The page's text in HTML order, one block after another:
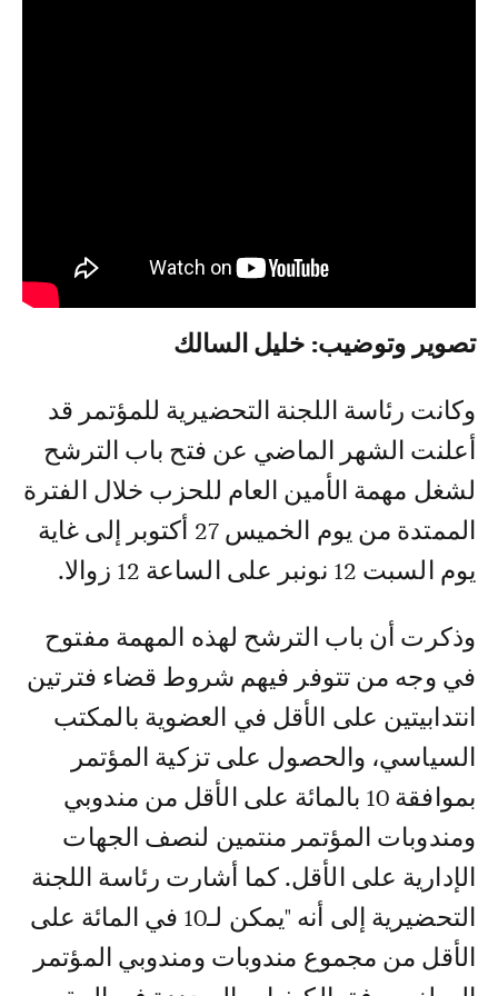
تصوير وتوضيب: خليل السالك
وكانت رئاسة اللجنة التحضيرية للمؤتمر قد
أعلنت الشهر الماضي عن فتح باب الترشح
لشغل مهمة الأمين العام للحزب خلال الفترة
الممتدة من يوم الخميس 27 أكتوبر إلى غاية
يوم السبت 12 نونبر على الساعة 12 زوالا.
وذكرت أن باب الترشح لهذه المهمة مفتوح
في وجه من تتوفر فيهم شروط قضاء فترتين
انتدابيتين على الأقل في العضوية بالمكتب
السياسي، والحصول على تزكية المؤتمر
بموافقة 10 بالمائة على الأقل من مندوبي
ومندوبات المؤتمر منتمين لنصف الجهات
الإدارية على الأقل. كما أشارت رئاسة اللجنة
التحضيرية إلى أنه "يمكن لـ10 في المائة على
الأقل من مجموع مندوبات ومندوبي المؤتمر